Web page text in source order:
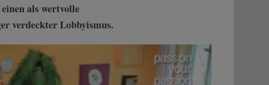
als wertvolle
verdeckter Lobbyismus.